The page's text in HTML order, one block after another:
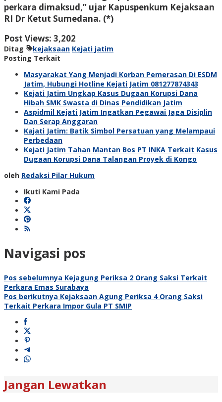
perkara dimaksud,” ujar Kapuspenkum Kejaksaan
RI Dr Ketut Sumedana. (*)
Post Views: 3,202
Ditag kejaksaan Kejati jatim
Posting Terkait
Masyarakat Yang Menjadi Korban Pemerasan Di ESDM
Jatim, Hubungi Hotline Kejati Jatim 081277874343
Kejati Jatim Ungkap Kasus Dugaan Korupsi Dana
Hibah SMK Swasta di Dinas Pendidikan Jatim
Aspidmil Kejati Jatim Ingatkan Pegawai Jaga Disiplin
Dan Serap Anggaran
Kajati Jatim: Batik Simbol Persatuan yang Melampaui
Perbedaan
Kejati Jatim Tahan Mantan Bos PT INKA Terkait Kasus
Dugaan Korupsi Dana Talangan Proyek di Kongo
oleh Redaksi Pilar Hukum
Ikuti Kami Pada
Navigasi pos
Pos sebelumnya Kejagung Periksa 2 Orang Saksi Terkait
Perkara Emas Surabaya
Pos berikutnya Kejaksaan Agung Periksa 4 Orang Saksi
Terkait Perkara Impor Gula PT SMIP
Jangan Lewatkan